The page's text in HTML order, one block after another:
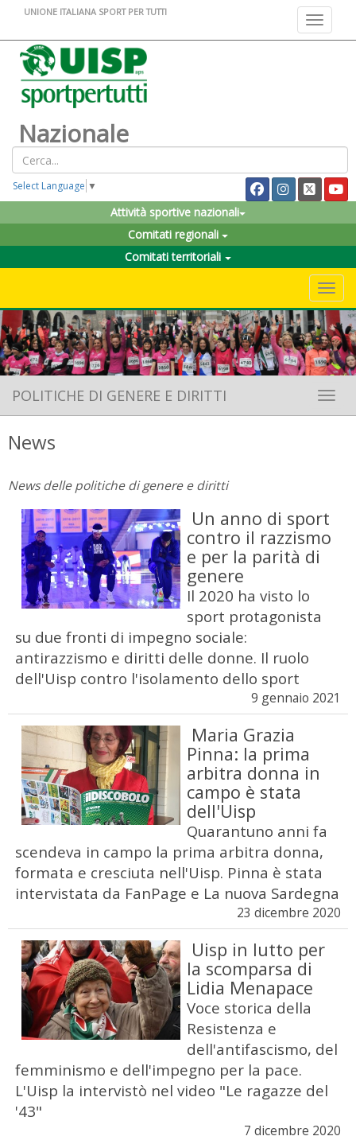
Toggle
UNIONE ITALIANA SPORT PER TUTTI
Nazionale
Select Language ▼
Attività sportive nazionali
Comitati regionali
Comitati territoriali
POLITICHE DI GENERE E DIRITTI
News
News delle politiche di genere e diritti
Un anno di sport
contro il razzismo
e per la parità di
genere
Il 2020 ha visto lo
sport protagonista
su due fronti di impegno sociale:
antirazzismo e diritti delle donne. Il ruolo
dell'Uisp contro l'isolamento dello sport
9 gennaio 2021
Maria Grazia
Pinna: la prima
arbitra donna in
campo è stata
dell'Uisp
Quarantuno anni fa
scendeva in campo la prima arbitra donna,
formata e cresciuta nell'Uisp. Pinna è stata
intervistata da FanPage e La nuova Sardegna
23 dicembre 2020
Uisp in lutto per
la scomparsa di
Lidia Menapace
Voce storica della
Resistenza e
dell'antifascismo, del
femminismo e dell'impegno per la pace.
L'Uisp la intervistò nel video "Le ragazze del
'43"
7 dicembre 2020